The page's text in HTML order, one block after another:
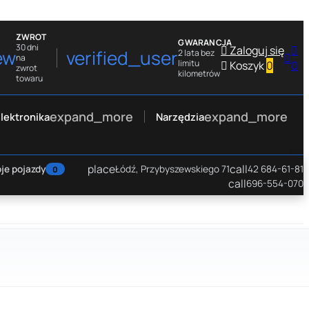
ZWROT
30 dni
na
zwrot
towaru
verified_user
GWARANCJA
2 lata bez
limitu
kilometrów
Zaloguj się
 Koszyk0 
0
expand_more Narzędziaexpand_more
pojazdy 0 placeŁódź, Przybyszewskiego 71call42 684-61-81
call696-554-070